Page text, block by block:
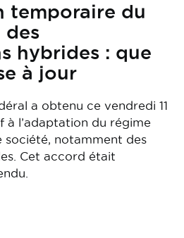
temporaire du
des
hybrides : que
à jour
a obtenu ce vendredi 11
à l’adaptation du régime
société, notamment des
Cet accord était